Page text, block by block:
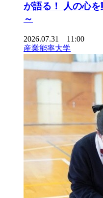
が語る！ 人の心
～
2026.07.31 11:00
産業能率大学